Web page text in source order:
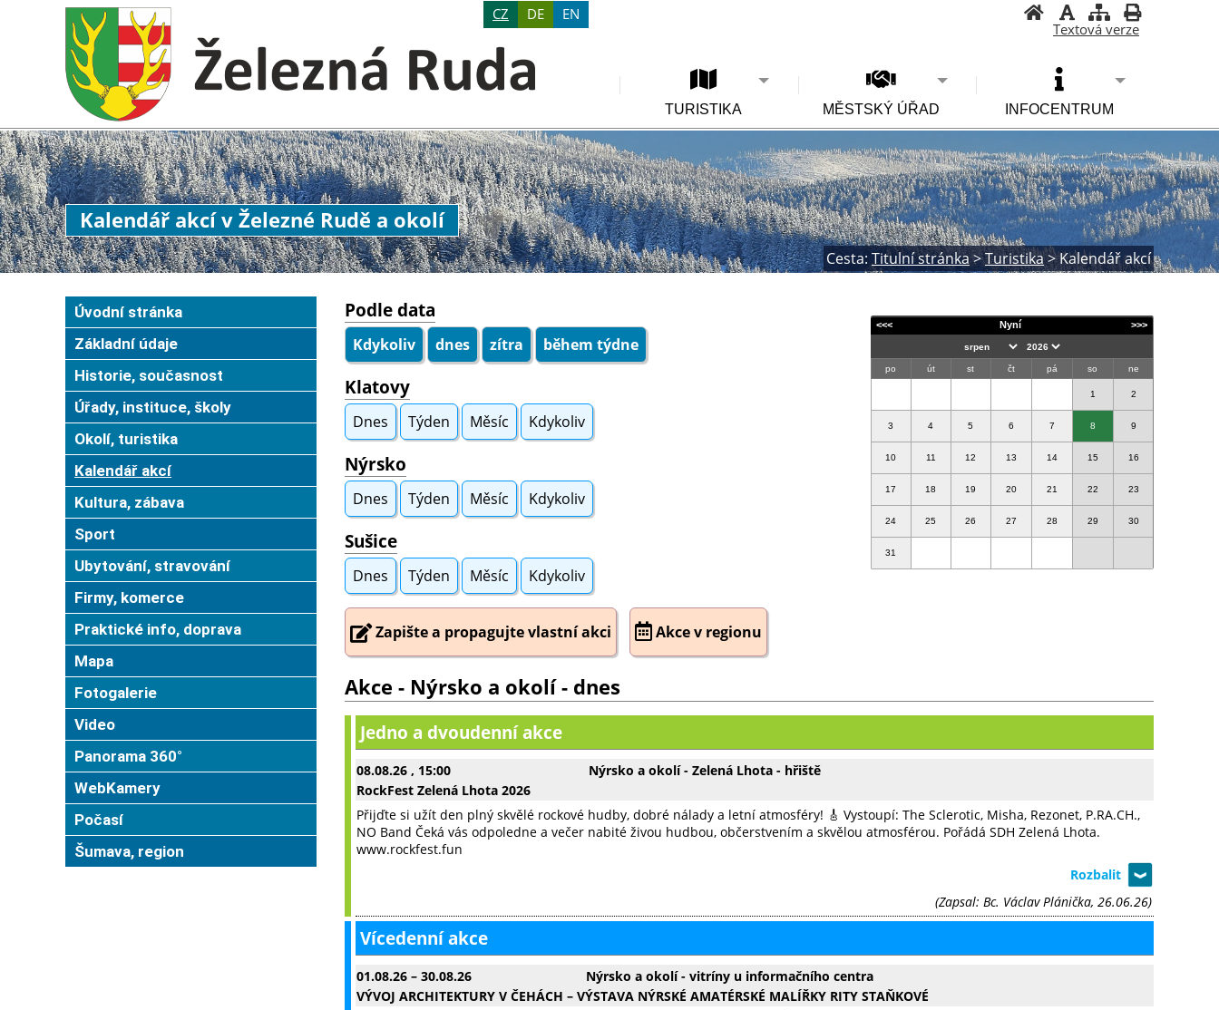
CZ DE EN
Textová verze
TURISTIKA MĚSTSKÝ ÚŘAD INFOCENTRUM
Kalendář akcí v Železné Rudě a okolí
Cesta: Titulní stránka>Turistika>Kalendář akcí
Úvodní stránka
Základní údaje
Historie, současnost
Úřady, instituce, školy
Okolí, turistika
Kalendář akcí
Kultura, zábava
Sport
Ubytování, stravování
Firmy, komerce
Praktické info, doprava
Mapa
Fotogalerie
Video
Panorama 360°
WebKamery
Počasí
Šumava, region
<<< Nyní >>>
po út st čt pá so ne
1 2
3 4 5 6 7 8 9
10 11 12 13 14 15 16
17 18 19 20 21 22 23
24 25 26 27 28 29 30
31
Podle data
Kdykoliv dnes zítra během týdne
Klatovy
Dnes Týden Měsíc Kdykoliv
Nýrsko
Dnes Týden Měsíc Kdykoliv
Sušice
Dnes Týden Měsíc Kdykoliv
Zapište a propagujte vlastní akci Akce v regionu
Akce - Nýrsko a okolí - dnes
Jedno a dvoudenní akce
08.08.26, 15:00
Nýrsko a okolí - Zelená Lhota - hřiště
RockFest Zelená Lhota 2026
Přijďte si užít den plný skvělé rockové hudby, dobré nálady a letní atmosféry! 🎸 Vystoupí: The Sclerotic, Misha, Rezonet, P.RA.CH.,
NO Band Čeká vás odpoledne a večer nabité živou hudbou, občerstvením a skvělou atmosférou. Pořádá SDH Zelená Lhota.
www.rockfest.fun
(Zapsal: Bc. Václav Plánička, 26.06.26)
Vícedenní akce
01.08.26– 30.08.26
Nýrsko a okolí - vitríny u informačního centra
VÝVOJ ARCHITEKTURY V ČEHÁCH – VÝSTAVA NÝRSKÉ AMATÉRSKÉ MALÍŘKY RITY STAŇKOVÉ